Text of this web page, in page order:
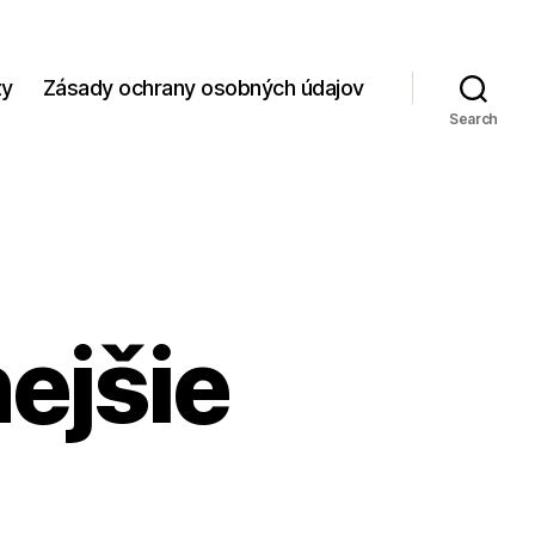
Zásady ochrany osobných údajov
Search